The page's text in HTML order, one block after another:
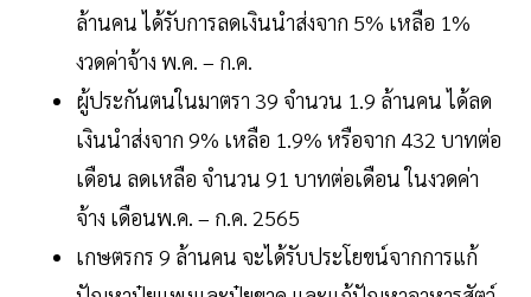
ล้านคน ได้รับการลดเงินนำส่งจาก 5% เหลือ 1%
งวดค่าจ้าง พ.ค. – ก.ค.
ผู้ประกันตนในมาตรา 39 จำนวน 1.9 ล้านคน ได้ลด
เงินนำส่งจาก 9% เหลือ 1.9% หรือจาก 432 บาทต่อ
เดือน ลดเหลือ จำนวน 91 บาทต่อเดือน ในงวดค่า
จ้าง เดือนพ.ค. – ก.ค. 2565
เกษตรกร 9 ล้านคน จะได้รับประโยขน์จากการแก้